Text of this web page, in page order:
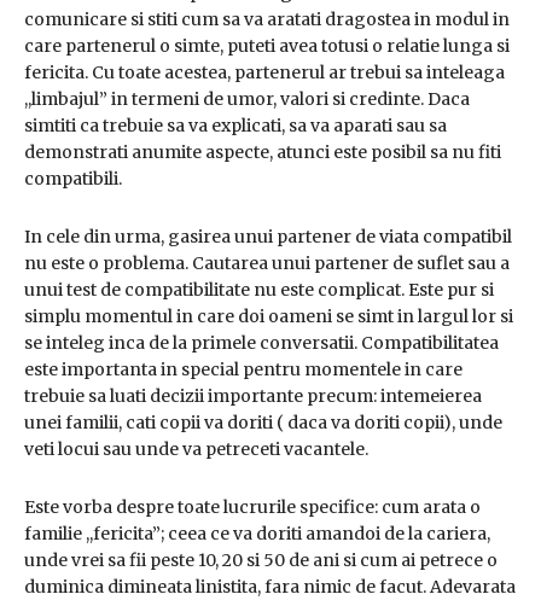
comunicare si stiti cum sa va aratati dragostea in modul in
care partenerul o simte, puteti avea totusi o relatie lunga si
fericita. Cu toate acestea, partenerul ar trebui sa inteleaga
,,limbajul” in termeni de umor, valori si credinte. Daca
simtiti ca trebuie sa va explicati, sa va aparati sau sa
demonstrati anumite aspecte, atunci este posibil sa nu fiti
compatibili.
In cele din urma, gasirea unui partener de viata compatibil
nu este o problema. Cautarea unui partener de suflet sau a
unui test de compatibilitate nu este complicat. Este pur si
simplu momentul in care doi oameni se simt in largul lor si
se inteleg inca de la primele conversatii. Compatibilitatea
este importanta in special pentru momentele in care
trebuie sa luati decizii importante precum: intemeierea
unei familii, cati copii va doriti ( daca va doriti copii), unde
veti locui sau unde va petreceti vacantele.
Este vorba despre toate lucrurile specifice: cum arata o
familie ,,fericita”; ceea ce va doriti amandoi de la cariera,
unde vrei sa fii peste 10, 20 si 50 de ani si cum ai petrece o
duminica dimineata linistita, fara nimic de facut. Adevarata